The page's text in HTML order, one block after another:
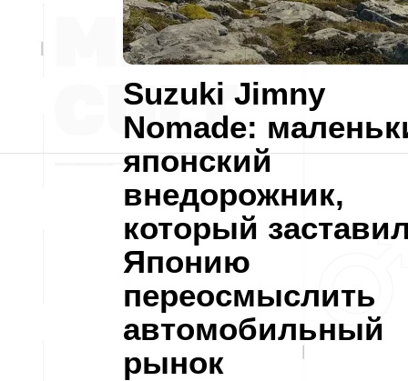
Suzuki Jimny
Nomade:
японский
внедорожник,
который
Японию
переосмыслить
автомобильный
рынок